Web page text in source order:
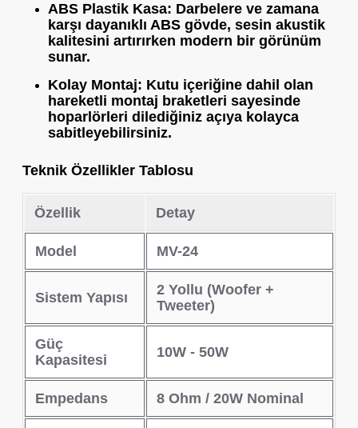
ABS Plastik Kasa: Darbelere ve zamana
karşı dayanıklı ABS gövde, sesin akustik
kalitesini artırırken modern bir görünüm
sunar.
Kolay Montaj: Kutu içeriğine dahil olan
hareketli montaj braketleri sayesinde
hoparlörleri dilediğiniz açıya kolayca
sabitleyebilirsiniz.
Teknik Özellikler Tablosu
Özellik Detay
Model MV-24
Sistem Yapısı
2 Yollu (Woofer +
Tweeter)
Güç
Kapasitesi
10W - 50W
Empedans 8 Ohm / 20W Nominal